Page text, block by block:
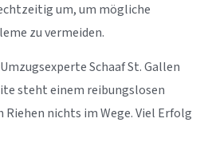
um, um mögliche
zu vermeiden.
Schaaf St. Gallen
steht einem reibungslosen
Riehen nichts im Wege. Viel Erfolg